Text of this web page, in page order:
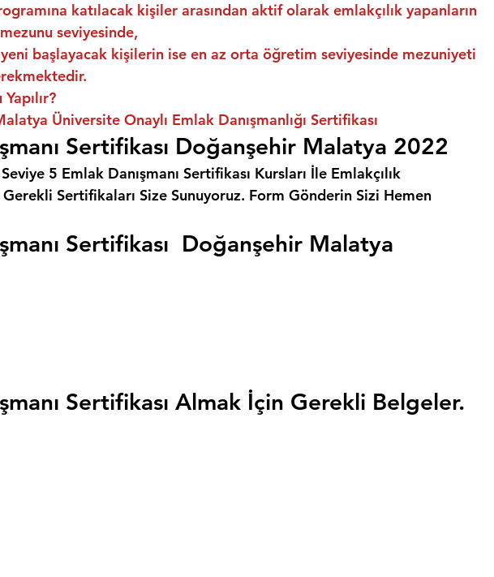
katılacak kişiler arasından aktif olarak emlakçılık yapanların
seviyesinde,
yeni başlayacak kişilerin ise en az orta öğretim seviyesinde mezuniyeti
Üniversite Onaylı Emlak Danışmanlığı Sertifikası
Sertifikası Doğanşehir Malatya 2022
5 Emlak Danışmanı Sertifikası Kursları İle Emlakçılık
Sertifikaları Size Sunuyoruz. Form Gönderin Sizi Hemen
Sertifikası  Doğanşehir Malatya
Sertifikası Almak İçin Gerekli Belgeler.